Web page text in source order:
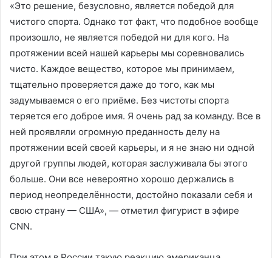
«Это решение, безусловно, является победой для
чистого спорта. Однако тот факт, что подобное вообще
произошло, не является победой ни для кого. На
протяжении всей нашей карьеры мы соревновались
чисто. Каждое вещество, которое мы принимаем,
тщательно проверяется даже до того, как мы
задумываемся о его приёме. Без чистоты спорта
теряется его доброе имя. Я очень рад за команду. Все в
ней проявляли огромную преданность делу на
протяжении всей своей карьеры, и я не знаю ни одной
другой группы людей, которая заслуживала бы этого
больше. Они все невероятно хорошо держались в
период неопределённости, достойно показали себя и
свою страну — США», — отметил фигурист в эфире
CNN.